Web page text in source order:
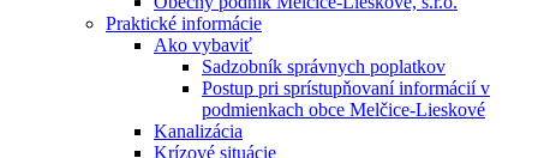
Praktické informácie
Ako vybaviť
Sadzobník správnych poplatkov
Postup pri sprístupňovaní informácií v
podmienkach obce Melčice-Lieskové
Kanalizácia
Krízové situácie